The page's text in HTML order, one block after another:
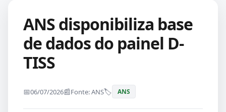
ANS disponibiliza base
de dados do painel D-
TISS
06/07/2026 Fonte: ANS ANS